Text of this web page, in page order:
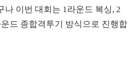
나 이번 대회는 1라운드 복싱, 2
드 종합격투기 방식으로 진행합